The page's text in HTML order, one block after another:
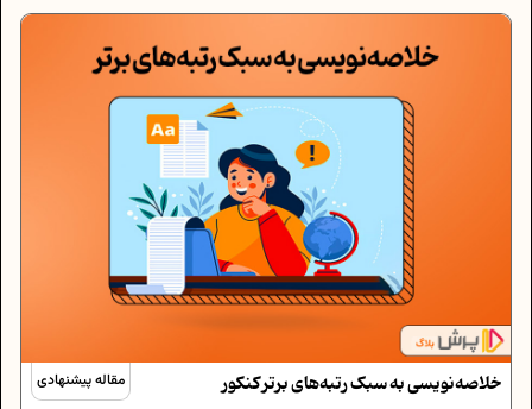
مقاله پیشنهادی خلاصه‌نویسی به سبک رتبه‌های برتر کنکور